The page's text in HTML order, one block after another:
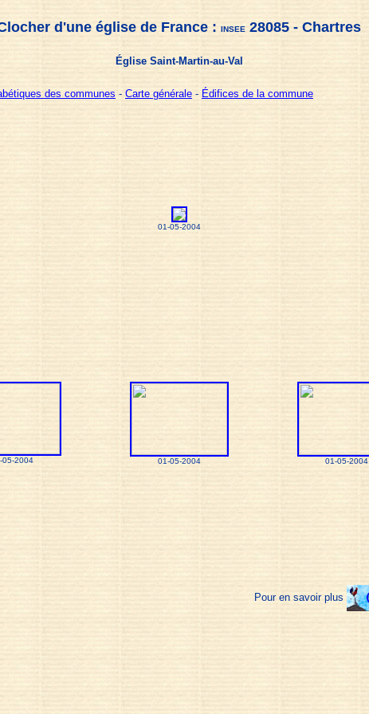
d'une église de France : INSEE 28085 - Chartres
Église Saint-Martin-au-Val
des communes - Carte générale - Édifices de la commune
01-05-2004
05-2004 01-05-2004 01-05-2004
Pour en savoir plus